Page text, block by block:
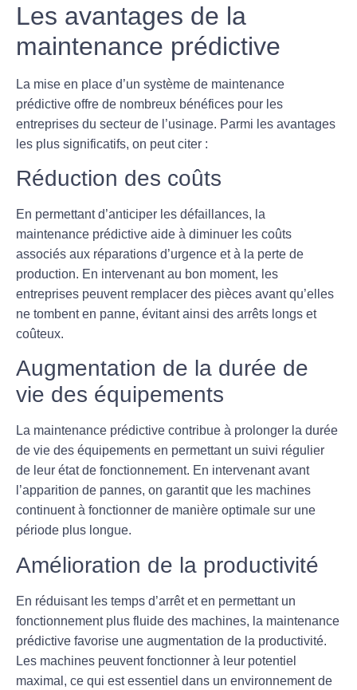
Les avantages de la
maintenance prédictive
La mise en place d’un système de maintenance
prédictive offre de nombreux bénéfices pour les
entreprises du secteur de l’usinage. Parmi les avantages
les plus significatifs, on peut citer :
Réduction des coûts
En permettant d’anticiper les défaillances, la
maintenance prédictive aide à diminuer les coûts
associés aux réparations d’urgence et à la perte de
production. En intervenant au bon moment, les
entreprises peuvent remplacer des pièces avant qu’elles
ne tombent en panne, évitant ainsi des arrêts longs et
coûteux.
Augmentation de la durée de
vie des équipements
La maintenance prédictive contribue à prolonger la durée
de vie des équipements en permettant un suivi régulier
de leur état de fonctionnement. En intervenant avant
l’apparition de pannes, on garantit que les machines
continuent à fonctionner de manière optimale sur une
période plus longue.
Amélioration de la productivité
En réduisant les temps d’arrêt et en permettant un
fonctionnement plus fluide des machines, la maintenance
prédictive favorise une augmentation de la productivité.
Les machines peuvent fonctionner à leur potentiel
maximal, ce qui est essentiel dans un environnement de